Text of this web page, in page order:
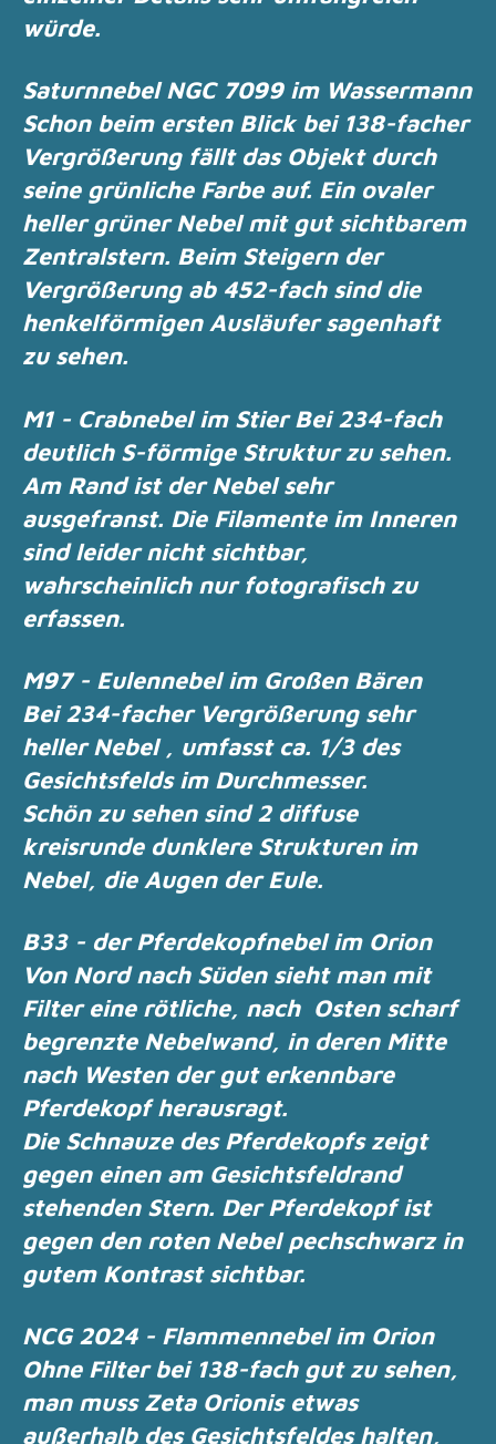
würde.
Saturnnebel NGC 7099 im Wassermann
Schon beim ersten Blick bei 138-facher
Vergrößerung fällt das Objekt durch
seine grünliche Farbe auf. Ein ovaler
heller grüner Nebel mit gut sichtbarem
Zentralstern. Beim Steigern der
Vergrößerung ab 452-fach sind die
henkelförmigen Ausläufer sagenhaft
zusehen.
M1 - Crabnebel im Stier Bei 234-fach
deutlich S-förmige Struktur zu sehen.
Am Rand ist der Nebel sehr
ausgefranst. Die Filamente im Inneren
sind leider nicht sichtbar,
wahrscheinlich nur fotografisch zu
erfassen.
M97 - Eulennebel im Großen Bären
Bei 234-facher Vergrößerung sehr
heller Nebel , umfasst ca. 1/3 des
Gesichtsfelds im Durchmesser.
Schön zu sehen sind 2 diffuse
kreisrunde dunklere Strukturen im
Nebel, die Augen der Eule.
B33 - der Pferdekopfnebel im Orion
Von Nord nach Süden sieht man mit
Filter eine rötliche, nach Osten scharf
begrenzte Nebelwand, in deren Mitte
nach Westen der gut erkennbare
Pferdekopf herausragt.
Die Schnauze des Pferdekopfs zeigt
gegen einen am Gesichtsfeldrand
stehenden Stern. Der Pferdekopf ist
gegen den roten Nebel pechschwarz in
gutem Kontrast sichtbar.
NCG 2024 - Flammennebel im Orion
Ohne Filter bei 138-fach gut zu sehen,
man muss Zeta Orionis etwas
außerhalb des Gesichtsfeldes halten,